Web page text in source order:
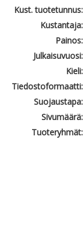
Kust. tuotetunnus:
Kustantaja:
Painos:
Julkaisuvuosi:
Kieli:
Tiedostoformaatti:
Suojaustapa:
Sivumäärä:
Tuoteryhmät: